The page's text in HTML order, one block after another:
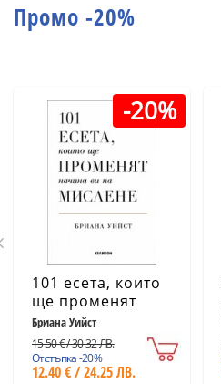
Промо -20%
-20%
101 есета, които
ще променят
начина ви на
мислене
Бриана Уийст
15.50 € / 30.32 ЛВ.
Отстъпка -20%
12.40 € / 24.25 ЛВ.